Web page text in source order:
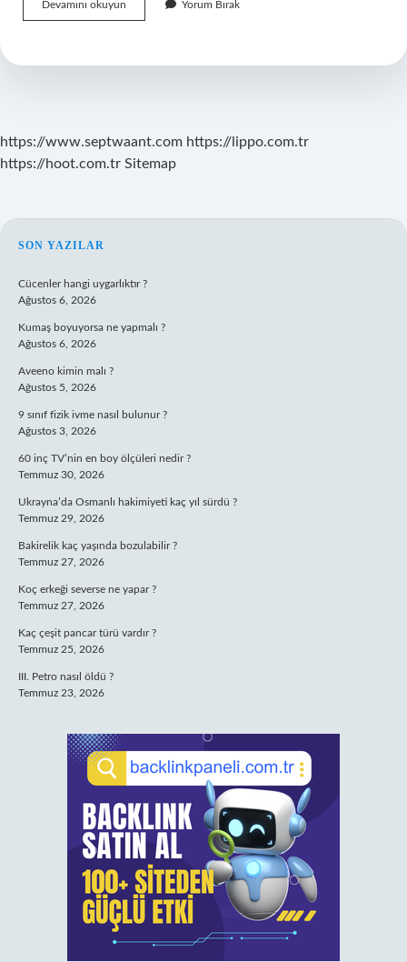
Devamını okuyun
Yapi
Yorum Bırak
https://www.septwaant.com https://lippo.com.tr
https://hoot.com.tr Sitemap
SIDEBAR
SON YAZILAR
Cücenler hangi uygarlıktır ?
Ağustos 6, 2026
Kumaş boyuyorsa ne yapmalı ?
Ağustos 6, 2026
Aveeno kimin malı ?
Ağustos 5, 2026
9 sınıf fizik ivme nasıl bulunur ?
Ağustos 3, 2026
60 inç TV’nin en boy ölçüleri nedir ?
Temmuz 30, 2026
Ukrayna’da Osmanlı hakimiyeti kaç yıl sürdü ?
Temmuz 29, 2026
Bakirelik kaç yaşında bozulabilir ?
Temmuz 27, 2026
Koç erkeği severse ne yapar ?
Temmuz 27, 2026
Kaç çeşit pancar türü vardır ?
Temmuz 25, 2026
III. Petro nasıl öldü ?
Temmuz 23, 2026